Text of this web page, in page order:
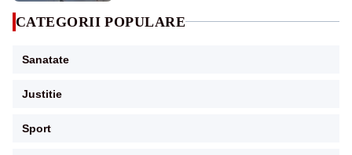
CATEGORII POPULARE
Sanatate
Justitie
Sport